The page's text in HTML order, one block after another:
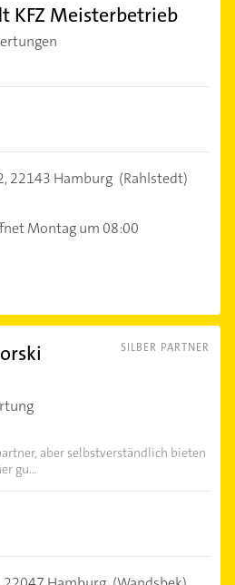
KFZ Meisterbetrieb
22143 Hamburg (Rahlstedt)
Montag um 08:00
SILBER PARTNER
aber selbstverständlich bieten
gu...